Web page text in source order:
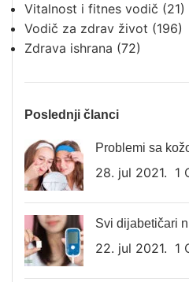
Vitalnost i fitnes vodič (21)
Vodič za zdrav život (196)
Zdrava ishrana (72)
Poslednji članci
Problemi sa
28. jul 2021. 1
Svi dijabetičari
22. jul 2021. 1